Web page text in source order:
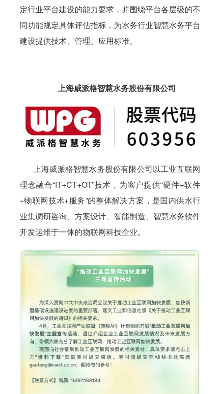
定行业平台建设的能力要求，并围绕平台各层级的不
同功能规定具体评估指标，为水务行业智慧水务平台
建设提供技术、管理、应用标准。
上海威派格智慧水务股份有限公司
上海威派格智慧水务股份有限公司以工业互联网
理念融合“IT+CT+OT”技术，为客户提供“硬件+软件
+物联网技术+服务”的整体解决方案，是国内供水行
业集调研咨询、方案设计、智能制造、智慧水务软件
开发运维于一体的物联网科技企业。